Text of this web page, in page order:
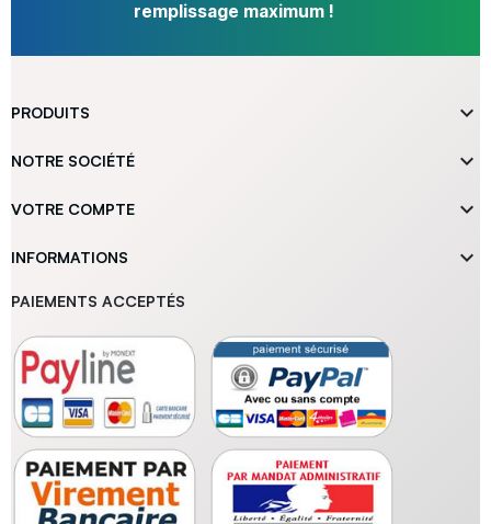
remplissage maximum !
PRODUITS 
NOTRE SOCIÉTÉ 
VOTRE COMPTE 
INFORMATIONS 
PAIEMENTS ACCEPTÉS